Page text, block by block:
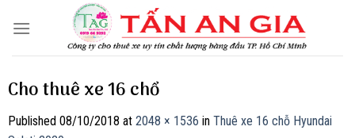
Cho thuê xe 16 chổ
Published 08/10/2018 at 2048 × 1536 in Thuê xe 16 chỗ Hyundai